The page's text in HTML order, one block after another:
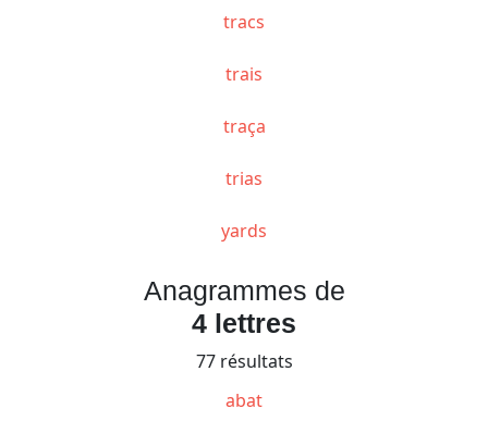
tracs
trais
traça
trias
yards
Anagrammes de
4 lettres
77 résultats
abat